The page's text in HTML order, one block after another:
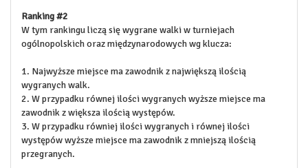
Ranking #2
W tym rankingu liczą się wygrane walki w turniejach
ogólnopolskich oraz międzynarodowych wg klucza:
1. Najwyższe miejsce ma zawodnik z największą ilością
wygranych walk.
2. W przypadku równej ilości wygranych wyższe miejsce ma
zawodnik z większa ilością występów.
3. W przypadku równiej ilości wygranych i równej ilości
występów wyższe miejsce ma zawodnik z mniejszą ilością
przegranych.